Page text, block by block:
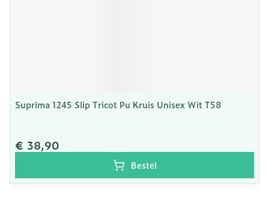
Suprima 1245 Slip Tricot Pu Kruis Unisex Wit T58
€ 38,90
Bestel